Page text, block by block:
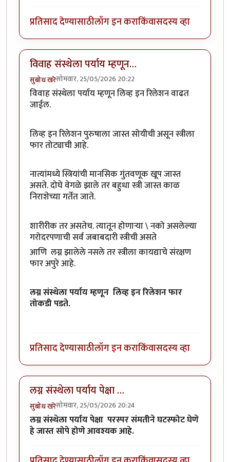
प्रतिसाद देण्यासाठीलॉग इन कराकिंवासदस्य व्हा
विवाह संस्थेला पर्याय म्हणून…
सुबोध खरेसोमवार, 25/05/2026 20:22
विवाह संस्थेला पर्याय म्हणून लिव्ह इन रिलेशन वाढत
जाईल.
लिव्ह इन रिलेशन पुरुषाला जास्त सोयीची असून स्त्रीला
फार तोट्याची आहे.
नात्यांमध्ये स्त्रियांची मानसिक गुंतवणूक खूप जास्त
असते. दोघे वेगळे झाले तर बहुधा स्त्री जास्त काळ
निराशेच्या गर्तेत जाते.
शारीरीक तर असतेच. त्यातून होणाऱ्या \ नको असलेल्या
गरोदरपणाची सर्व जबाबदारी स्त्रीची असते
आणि लग्न झालेले नसले तर स्त्रीला कायद्याचे संरक्षण
फार अपुरे आहे.
लग्न संस्थेला पर्याय म्हणून लिव्ह इन रिलेशन फार
तोकडी पडते.
प्रतिसाद देण्यासाठीलॉग इन कराकिंवासदस्य व्हा
लग्न संस्थेला पर्याय पेक्षा …
सुबोध खरेसोमवार, 25/05/2026 20:24
लग्न संस्थेला पर्याय पेक्षा परस्पर संमतीने घटस्फोट घेणे
हे जास्त सोपे होणे आवश्यक आहे.